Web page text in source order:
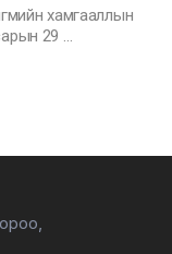
хамгааллын
29 …